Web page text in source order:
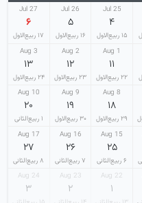
25 Jul
۴
۱۵ ربیع‌الاول
26 Jul
۵
۱۶ ربیع‌الاول
27 Jul
۶
۱۷ ربیع‌الاول
1 Aug
۱۱
۲۲ ربیع‌الاول
2 Aug
۱۲
۲۳ ربیع‌الاول
3 Aug
۱۳
۲۴ ربیع‌الاول
8 Aug
۱۸
۲۹ ربیع‌الاول
9 Aug
۱۹
۳۰ ربیع‌الاول
10 Aug
۲۰
۱ ربیع‌الثانی
15 Aug
۲۵
۶ ربیع‌الثانی
16 Aug
۲۶
۷ ربیع‌الثانی
17 Aug
۲۷
۸ ربیع‌الثانی
22 Aug
۱
23 Aug
۲
24 Aug
۳